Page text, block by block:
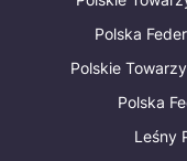
Polska
Polskie
Polska
Leśny